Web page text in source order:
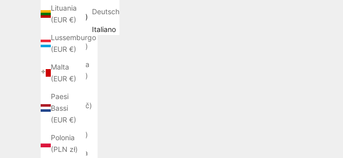
Lituania
(EUR €)
Lussemburgo
(EUR €)
Malta
(EUR €)
Paesi
Bassi
(EUR €)
Polonia
(PLN zł)
Austria
(EUR €)
Belgio
(EUR €)
Bulgaria
(EUR €)
Cechia
(CZK Kč)
Cipro
(EUR €)
Croazia
Deutsch
Italiano